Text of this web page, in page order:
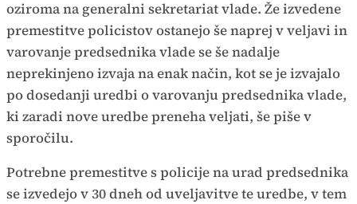
oziroma na generalni sekretariat vlade. Že izvedene
premestitve policistov ostanejo še naprej v veljavi in
varovanje predsednika vlade se še nadalje
neprekinjeno izvaja na enak način, kot se je izvajalo
po dosedanji uredbi o varovanju predsednika vlade,
ki zaradi nove uredbe preneha veljati, še piše v
sporočilu.
Potrebne premestitve s policije na urad predsednika
se izvedejo v 30 dneh od uveljavitve te uredbe, v tem